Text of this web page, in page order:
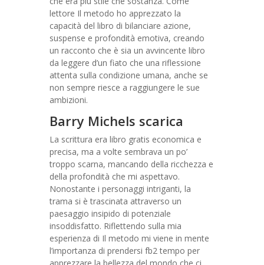
lettore Il metodo ho apprezzato la
capacità del libro di bilanciare azione,
suspense e profondità emotiva, creando
un racconto che è sia un avvincente libro
da leggere d’un fiato che una riflessione
attenta sulla condizione umana, anche se
non sempre riesce a raggiungere le sue
ambizioni.
Barry Michels scarica
La scrittura era libro gratis economica e
precisa, ma a volte sembrava un po’
troppo scarna, mancando della ricchezza e
della profondità che mi aspettavo.
Nonostante i personaggi intriganti, la
trama si è trascinata attraverso un
paesaggio insipido di potenziale
insoddisfatto. Riflettendo sulla mia
esperienza di Il metodo mi viene in mente
l’importanza di prendersi fb2 tempo per